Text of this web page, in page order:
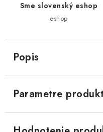
Sme slovenský eshop
eshop
Popis
Parametre